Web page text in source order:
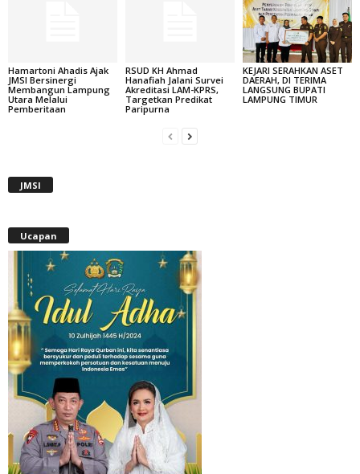
Hamartoni Ahadis Ajak
JMSI Bersinergi
Membangun Lampung
Utara Melalui
Pemberitaan
RSUD KH Ahmad
Hanafiah Jalani Survei
Akreditasi LAM-KPRS,
Targetkan Predikat
Paripurna
KEJARI SERAHKAN ASET
DAERAH, DI TERIMA
LANGSUNG BUPATI
LAMPUNG TIMUR
JMSI
Ucapan